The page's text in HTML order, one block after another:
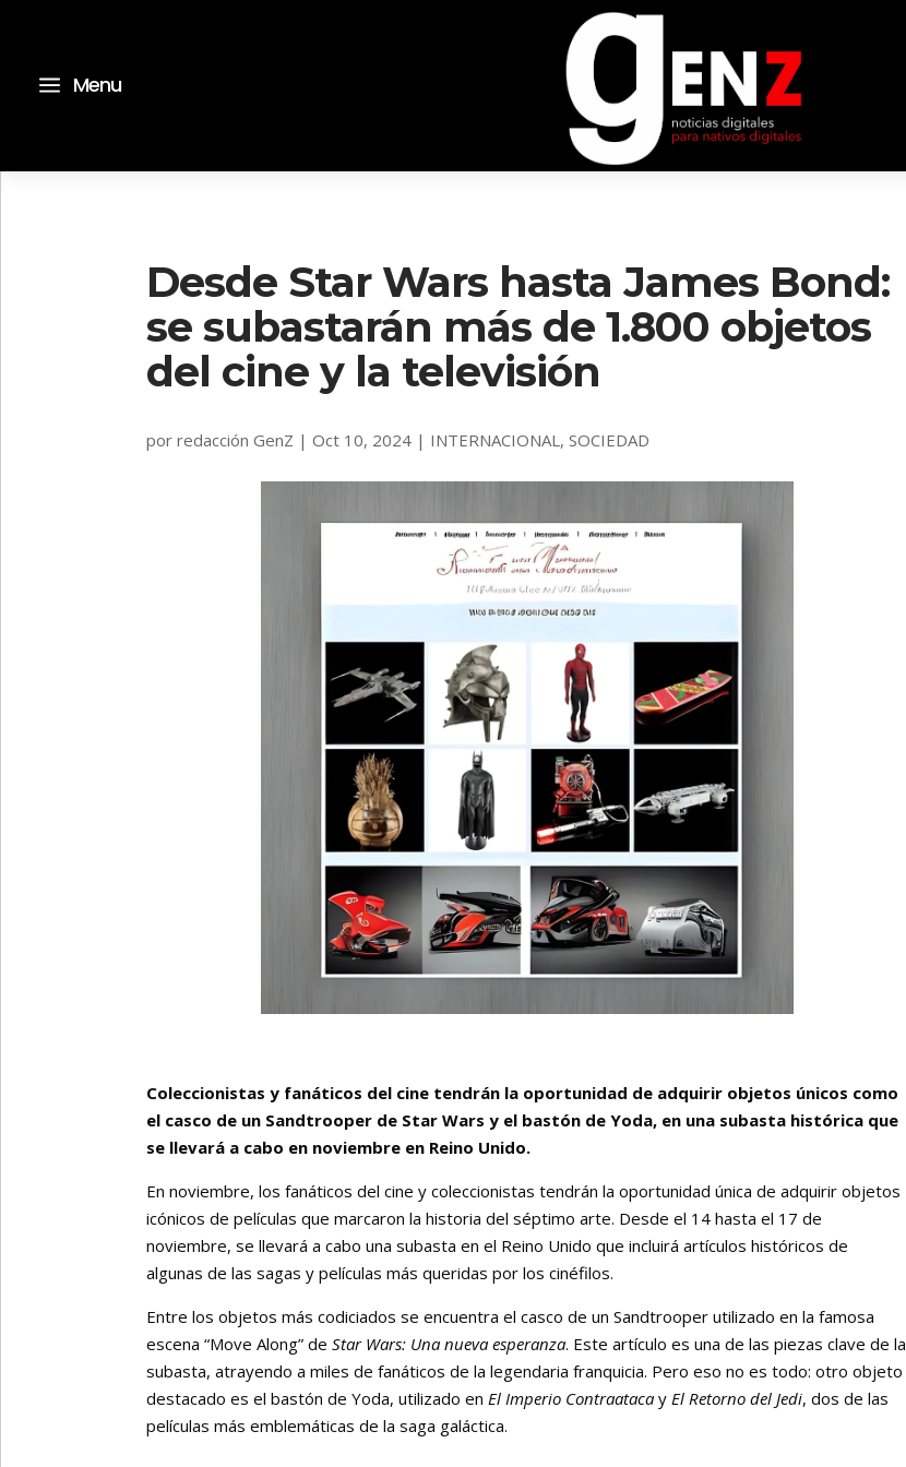
a Menu
Desde Star Wars hasta James Bond:
se subastarán más de 1.800 objetos
del cine y la televisión
porredacción GenZ |Oct 10, 2024 | INTERNACIONAL ,SOCIEDAD
Coleccionistas y fanáticos del cine tendrán la oportunidad de adquirir objetos únicos como
el casco de un Sandtrooper de Star Wars y el bastón de Yoda, en una subasta histórica que
se llevará a cabo en noviembre en Reino Unido.
En noviembre, los fanáticos del cine y coleccionistas tendrán la oportunidad única de adquirir objetos
icónicos de películas que marcaron la historia del séptimo arte. Desde el 14 hasta el 17 de
noviembre, se llevará a cabo una subasta en el Reino Unido que incluirá artículos históricos de
algunas de las sagas y películas más queridas por los cinéfilos.
Entre los objetos más codiciados se encuentra el casco de un Sandtrooper utilizado en la famosa
escena “Move Along” deStar Wars: Una nueva esperanza. Este artículo es una de las piezas clave de la
subasta, atrayendo a miles de fanáticos de la legendaria franquicia. Pero eso no es todo: otro objeto
destacado es el bastón de Yoda, utilizado en El Imperio Contraataca y El Retorno del Jedi, dos de las
películas más emblemáticas de la saga galáctica.